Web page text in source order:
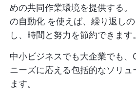
めの共同作業環境を提供する。
の自動化 を使えば、繰り返し
し、時間と努力を節約できます。
中小ビジネスでも大企業でも
ニーズに応える包括的なソリュ
ます。